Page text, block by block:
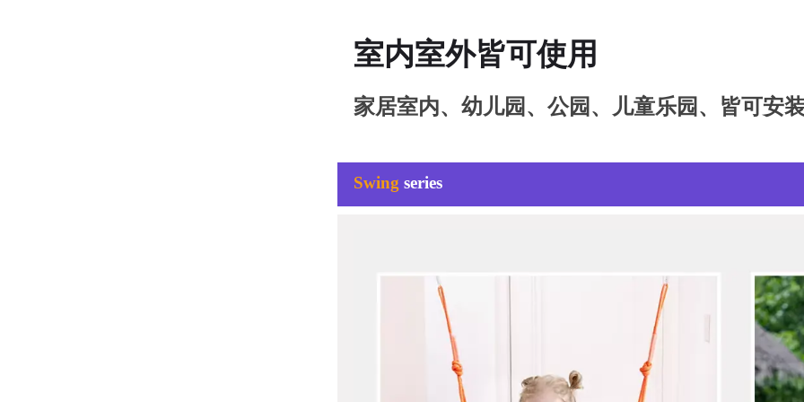
室内室外皆可使用
家居室内、幼儿园、公园、儿童乐园、皆可安
Swing series